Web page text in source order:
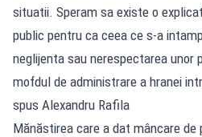
situatii. Speram sa existe o
public pentru ca ceea ce s-a
neglijenta sau nerespectarea unor
mofdul de administrare a hranei
spus Alexandru Rafila
Mănăstirea care a dat mâncare de